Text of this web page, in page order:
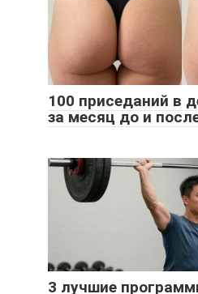
100 приседаний в
за месяц до и
3 лучшие